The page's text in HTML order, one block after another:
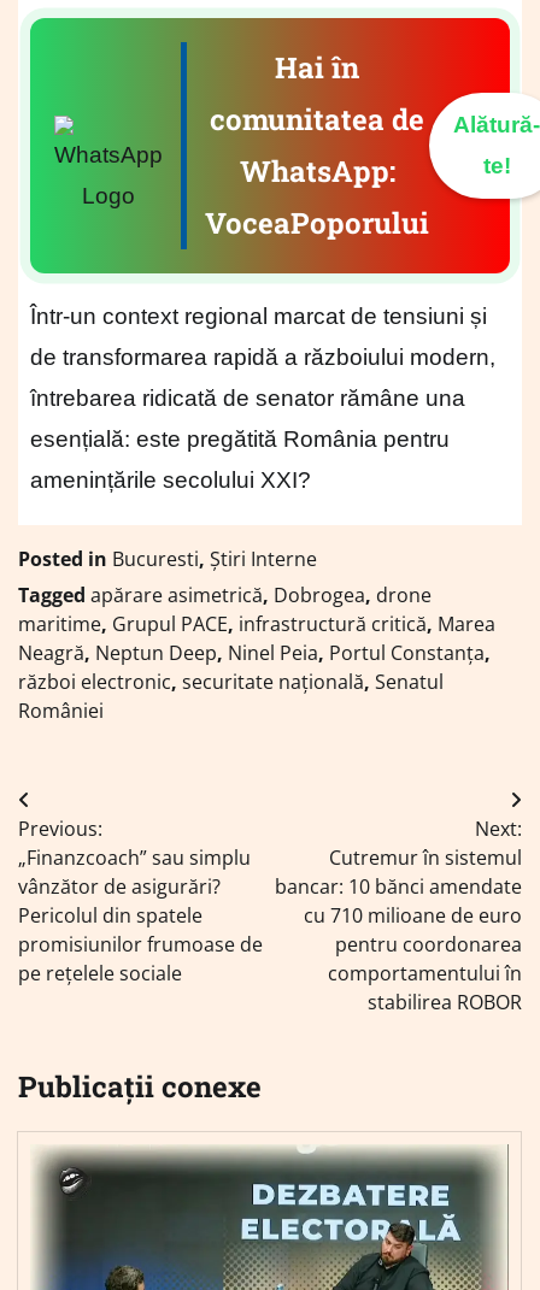
Hai în
comunitatea de
WhatsApp:
VoceaPoporului
Alătură-
te!
Într-un context regional marcat de tensiuni și
de transformarea rapidă a războiului modern,
întrebarea ridicată de senator rămâne una
esențială: este pregătită România pentru
amenințările secolului XXI?
Posted in Bucuresti, Știri Interne
Tagged apărare asimetrică, Dobrogea, drone
maritime, Grupul PACE, infrastructură critică, Marea
Neagră, Neptun Deep, Ninel Peia, Portul Constanța,
război electronic, securitate națională, Senatul
României
Navigare
în
articole
Previous:
„Finanzcoach” sau simplu
vânzător de asigurări?
Pericolul din spatele
promisiunilor frumoase de
pe rețelele sociale
Next:
Cutremur în sistemul
bancar: 10 bănci amendate
cu 710 milioane de euro
pentru coordonarea
comportamentului în
stabilirea ROBOR
Publicații conexe